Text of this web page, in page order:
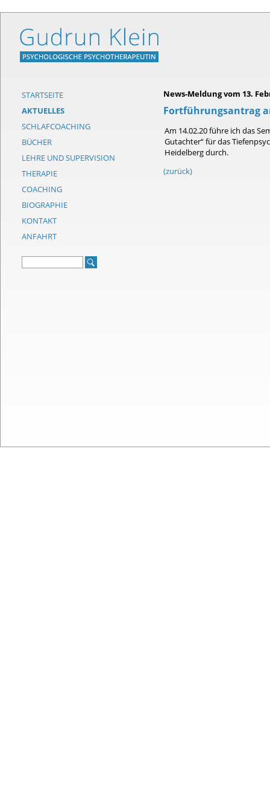
STARTSEITE
AKTUELLES
SCHLAFCOACHING
BÜCHER
LEHRE UND SUPERVISION
THERAPIE
COACHING
BIOGRAPHIE
KONTAKT
ANFAHRT
News-Meldung vom 13.
Fortführungsantrag
Am 14.02.20 führe ich das
Gutachter“ für das
Heidelberg durch.
(zurück)